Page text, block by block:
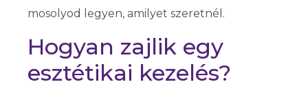
mosolyod legyen, amilyet szeretnél.
Hogyan zajlik egy
esztétikai kezelés?